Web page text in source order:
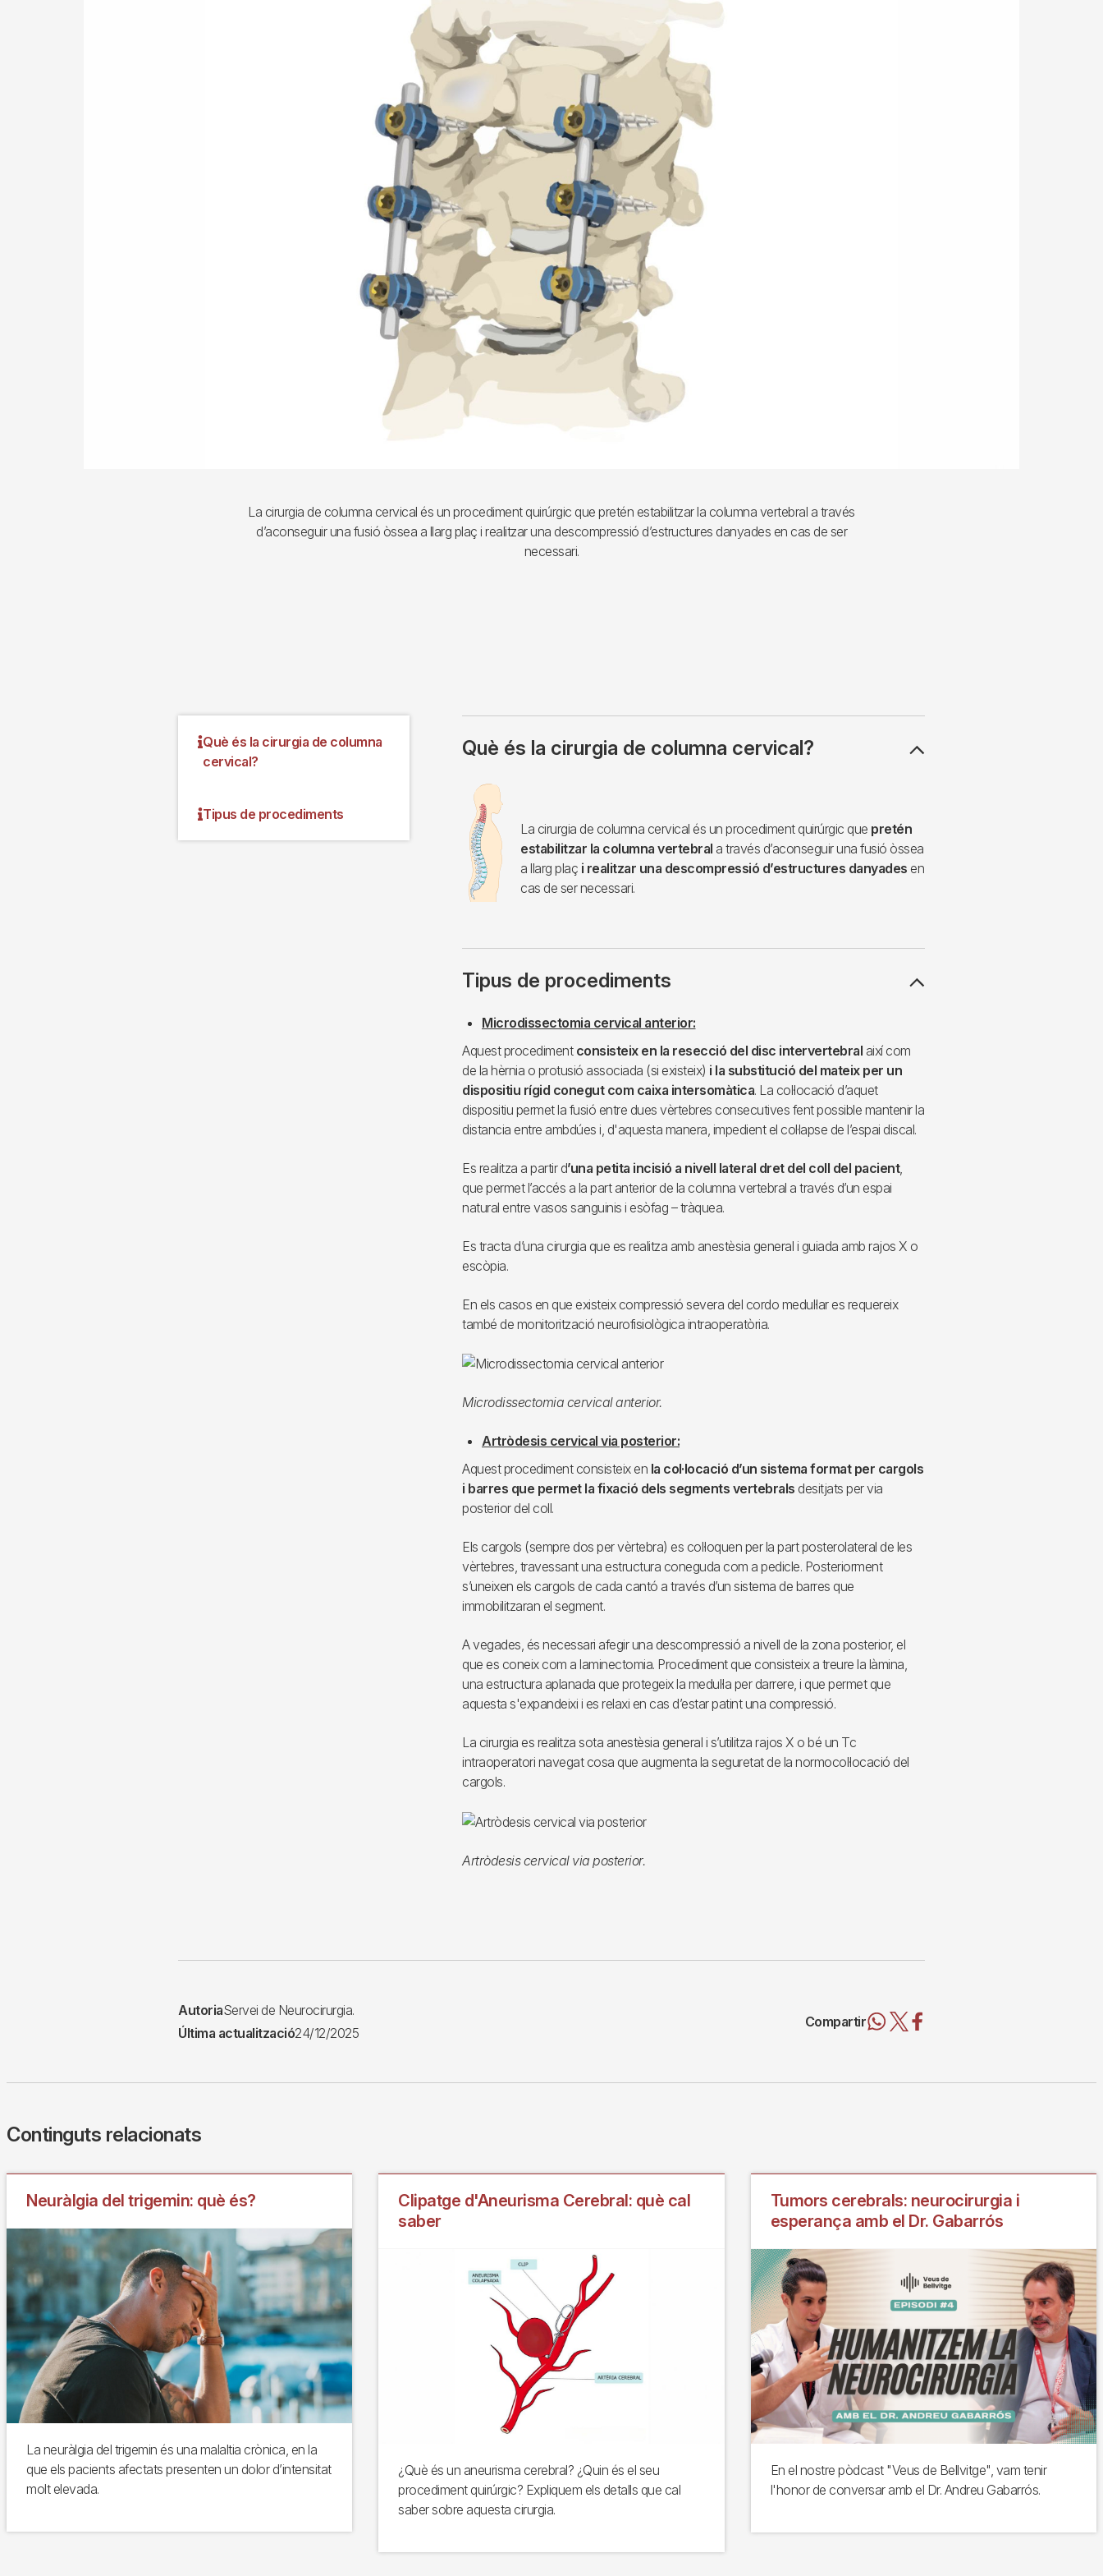
La cirurgia de columna cervical és un procediment quirúrgic que pretén estabilitzar la columna vertebral a través
d’aconseguir una fusió òssea a llarg plaç i realitzar una descompressió d’estructures danyades en cas de ser
necessari.
Què és la cirurgia de columna
cervical?
Tipus de procediments
Què és la cirurgia de columna cervical?
Imagen
La cirurgia de columna cervical és un procediment quirúrgic que pretén
estabilitzar la columna vertebral a través d’aconseguir una fusió òssea
a llarg plaç i realitzar una descompressió d’estructures danyades en
cas de ser necessari.
Tipus de procediments
Microdissectomia cervical anterior:
Aquest procediment consisteix en la resecció del disc intervertebral així com
de la hèrnia o protusió associada (si existeix) i la substitució del mateix per un
dispositiu rígid conegut com caixa intersomàtica. La col·locació d’aquet
dispositiu permet la fusió entre dues vèrtebres consecutives fent possible mantenir la
distancia entre ambdúes i, d'aquesta manera, impedient el col·lapse de l’espai discal.
Es realitza a partir d’una petita incisió a nivell lateral dret del coll del pacient,
que permet l’accés a la part anterior de la columna vertebral a través d’un espai
natural entre vasos sanguinis i esòfag – tràquea.
Es tracta d’una cirurgia que es realitza amb anestèsia general i guiada amb rajos X o
escòpia.
En els casos en que existeix compressió severa del cordo medul·lar es requereix
també de monitorització neurofisiològica intraoperatòria.
Microdissectomia cervical anterior.
Artròdesis cervical via posterior:
Aquest procediment consisteix en la col·locació d’un sistema format per cargols
i barres que permet la fixació dels segments vertebrals desitjats per via
posterior del coll.
Els cargols (sempre dos per vèrtebra) es col·loquen per la part posterolateral de les
vèrtebres, travessant una estructura coneguda com a pedicle. Posteriorment
s’uneixen els cargols de cada cantó a través d’un sistema de barres que
immobilitzaran el segment.
A vegades, és necessari afegir una descompressió a nivell de la zona posterior, el
que es coneix com a laminectomia. Procediment que consisteix a treure la làmina,
una estructura aplanada que protegeix la medul·la per darrere, i que permet que
aquesta s'expandeixi i es relaxi en cas d’estar patint una compressió.
La cirurgia es realitza sota anestèsia general i s’utilitza rajos X o bé un Tc
intraoperatori navegat cosa que augmenta la seguretat de la normocol·locació del
cargols.
Artròdesis cervical via posterior.
AutoriaServei de Neurocirurgia.
Última actualització24/12/2025
Compartir
Continguts relacionats
Neuràlgia del trigemin: què és?
La neuràlgia del trigemin és una malaltia crònica, en la
que els pacients afectats presenten un dolor d’intensitat
molt elevada.
Clipatge d'Aneurisma Cerebral: què cal
saber
¿Què és un aneurisma cerebral? ¿Quin és el seu
procediment quirúrgic? Expliquem els detalls que cal
saber sobre aquesta cirurgia.
Tumors cerebrals: neurocirurgia i
esperança amb el Dr. Gabarrós
En el nostre pòdcast "Veus de Bellvitge", vam tenir
l'honor de conversar amb el Dr. Andreu Gabarrós.